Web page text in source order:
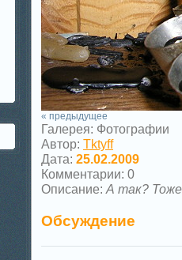
« предыдущее
Галерея: Фотографии
Автор: Tktyff
Дата: 25.02.2009
Комментарии: 0
Описание: А так?
Обсуждение